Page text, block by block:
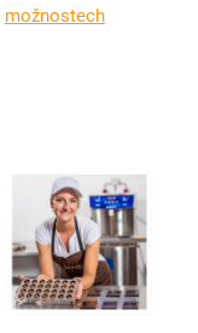
možnostech